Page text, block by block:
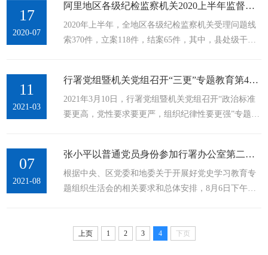
造过硬公安队伍”专项教育整顿理论考试​​地区教育局​
1、编印《阿里地区中小学校党建工作规范化手册》
《阿里地区中小学校思想政治工作指导手册》《阿里
17
2020-07
阿里地区各级纪检监察机关2020上半年监督检查及审查调查情况通报
2020年上半年，全地区各级纪检监察机关受理问题线
索370件，立案118件，结案65件，其中，县处级干部
各级党员干部受处分人员情况对比图全地区各级纪检
监察机关运用监督执纪“四种形态”处理322人。其中，
第一种形态处理259人，占总人数的80.4%；第二种形
11
2021-03
行署党组暨机关党组召开“三更”专题教育第4次专题学习研讨会
2021年3月10日，行署党组暨机关党组召开“政治标准
要更高，党性要求要更严，组织纪律性要更强”专题教
党组副书记、常务副专员张小平，行署党组成员、副
专员段晓勇出席会议，行署机关党组在家县级领导及
行办各科室负责人参加会议。会议学习了《中央八项
07
2021-08
张小平以普通党员身份参加行署办公室第二党支部党史学习教育专题组织生活会
根据中央、区党委和地委关于开展好党史学习教育专
题组织生活会的相关要求和总体安排，8月6日下午，
生活会，同支部党员一起深入学习习近平总书记“七
上页 1 2 3 4 下页